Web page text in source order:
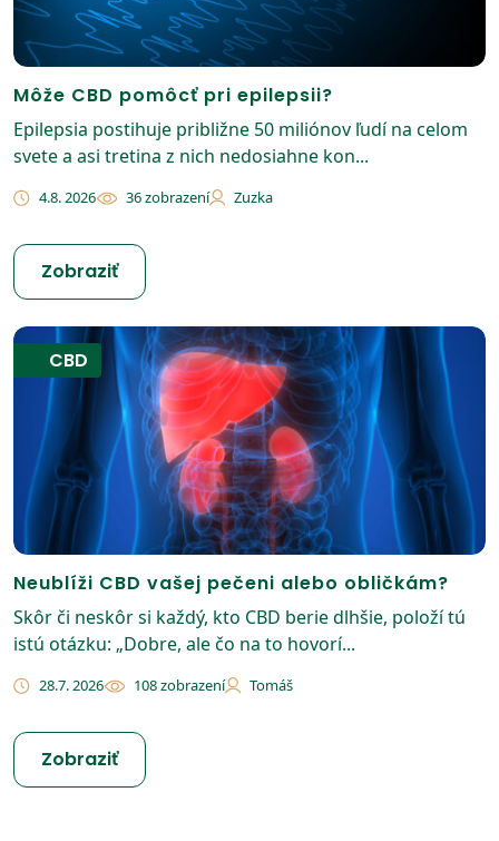
Môže CBD pomôcť pri epilepsii?
Epilepsia postihuje približne 50 miliónov ľudí na celom
svete a asi tretina z nich nedosiahne kon...
4.8. 2026 36 zobrazení Zuzka
Zobraziť
CBD
Neublíži CBD vašej pečeni alebo obličkám?
Skôr či neskôr si každý, kto CBD berie dlhšie, položí tú
istú otázku: „Dobre, ale čo na to hovorí...
28.7. 2026 108 zobrazení Tomáš
Zobraziť